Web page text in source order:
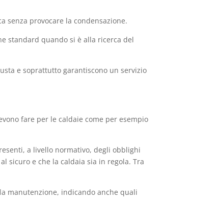
senza provocare la condensazione.
standard quando si è alla ricerca del
e soprattutto garantiscono un servizio
fare per le caldaie come per esempio
a livello normativo, degli obblighi
sicuro e che la caldaia sia in regola. Tra
manutenzione, indicando anche quali